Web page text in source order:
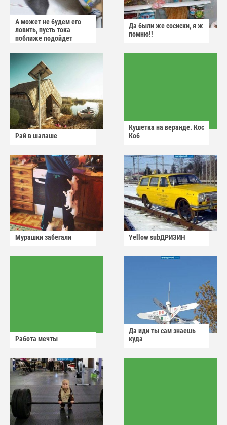
А может не будем его
ловить, пусть тока
поближе подойдет
Да были же сосиски, я ж
помню!!
Рай в шалаше
Кушетка на веранде. Кос
Коб
Мурашки забегали Yellow subДРИЗИН
Работа мечты
Да иди ты сам знаешь
куда